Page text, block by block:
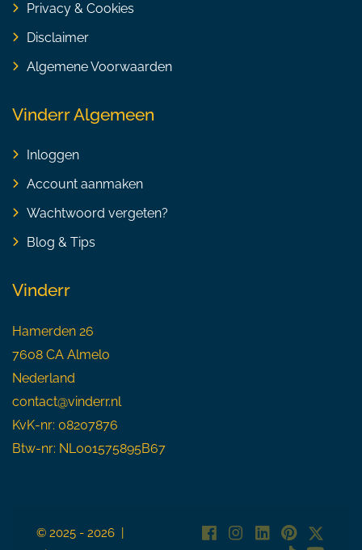
Privacy & Cookies
Disclaimer
Algemene Voorwaarden
Vinderr Algemeen
Inloggen
Account aanmaken
Wachtwoord vergeten?
Blog & Tips
Vinderr
Hamerden 26
7608 CA Almelo
Nederland
contact@vinderr.nl
KvK-nr: 08207876
Btw-nr: NL001575895B67
© 2025 - 2026 |